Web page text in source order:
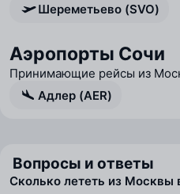
Шереметьево (SVO)
Аэропорты Сочи
Принимающие рейсы из
Адлер (AER)
Вопросы и ответы
Сколько лететь из Москвы